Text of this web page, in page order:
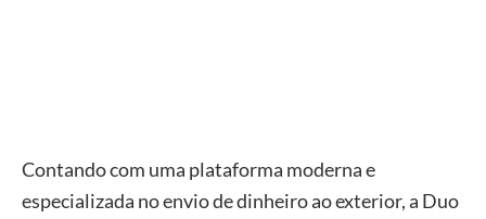
Contando com uma plataforma moderna e
especializada no envio de dinheiro ao exterior, a Duo